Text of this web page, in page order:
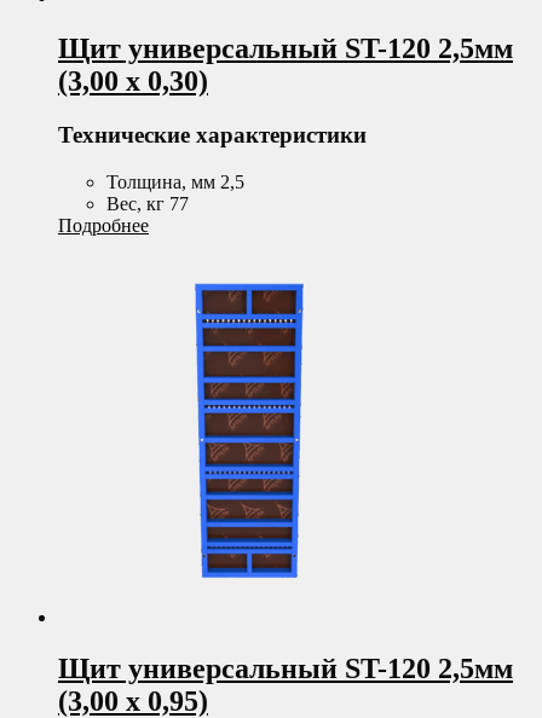
Щит универсальный ST-120 2,5мм
(3,00 х 0,30)
Технические характеристики
Толщина, мм 2,5
Вес, кг 77
Подробнее
Щит универсальный ST-120 2,5мм
(3,00 х 0,95)